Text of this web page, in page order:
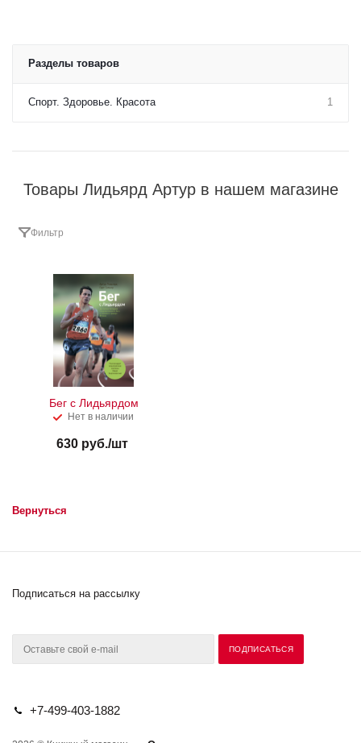
Разделы товаров
Спорт. Здоровье. Красота 1
Товары Лидьярд Артур в нашем магазине
Фильтр
Бег с Лидьярдом
Нет в наличии
630руб./шт
Вернуться
Подписаться на рассылку
+7-499-403-1882